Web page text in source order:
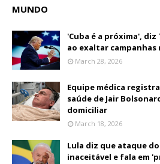
MUNDO
'Cuba é a próxima', diz
ao exaltar campanhas
March 28, 2026
Equipe médica
saúde de Jair
domiciliar
March 18, 2026
Lula diz que ataque
inaceitável e fala em